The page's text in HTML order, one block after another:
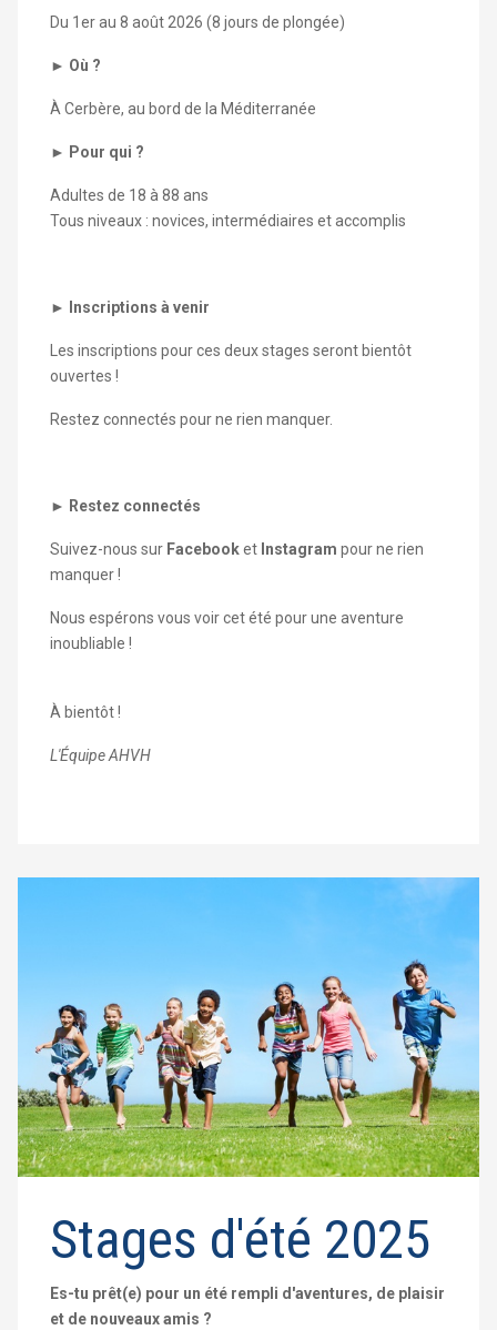
Du 1er au 8 août 2026 (8 jours de plongée)
► Où ?
À Cerbère, au bord de la Méditerranée
► Pour qui ?
Adultes de 18 à 88 ans
Tous niveaux : novices, intermédiaires et accomplis
► Inscriptions à venir
Les inscriptions pour ces deux stages seront bientôt
ouvertes !
Restez connectés pour ne rien manquer.
► Restez connectés
Suivez-nous sur Facebooket Instagram pour ne rien
manquer !
Nous espérons vous voir cet été pour une aventure
inoubliable !
À bientôt !
L'Équipe AHVH
Stages d'été 2025
Es-tu prêt(e) pour un été rempli d'aventures, de plaisir
et de nouveaux amis ?